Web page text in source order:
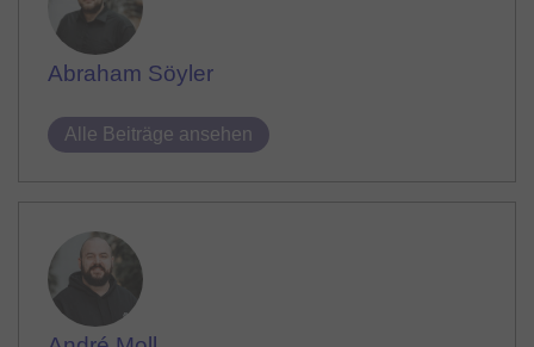
Abraham Söyler
Alle Beiträge ansehen